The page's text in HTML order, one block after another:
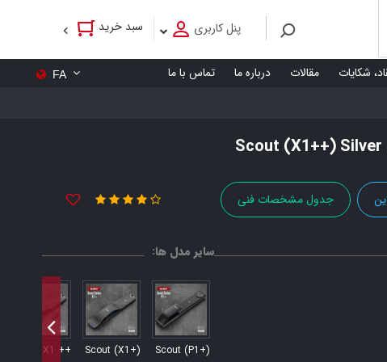
سبد خرید پنل کاربری
شکایات مقالات درباره ما تماس با ما FA
جدول مشخصات فنی
سایر مدل ها:
Scout (P1+)
Scout (X1+)
++ Scout X1